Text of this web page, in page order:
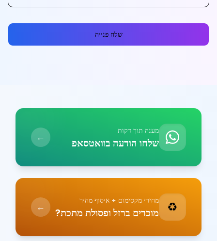
שלח פנייה
מענה תוך דקות
שלחו הודעה בוואטסאפ ←
♻️ מחירי מקסימום + איסוף מהיר
מוכרים ברזל ופסולת מתכת? ←